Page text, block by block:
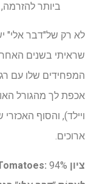
ביותר
לא רק של"דבר אלי"
שראיתי בשנים
המפחידים שלו עם
אכפת לך מהגורל
ויילד), והסוף
ארוכים.
ציון Rotten Tomatoes: 94%